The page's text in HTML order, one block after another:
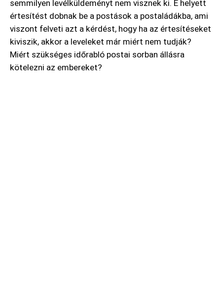
semmilyen levélküldeményt nem visznek ki. E helyett
értesítést dobnak be a postások a postaládákba, ami
viszont felveti azt a kérdést, hogy ha az értesítéseket
kiviszik, akkor a leveleket már miért nem tudják?
Miért szükséges időrabló postai sorban állásra
kötelezni az embereket?